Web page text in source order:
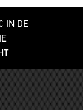
IN DE